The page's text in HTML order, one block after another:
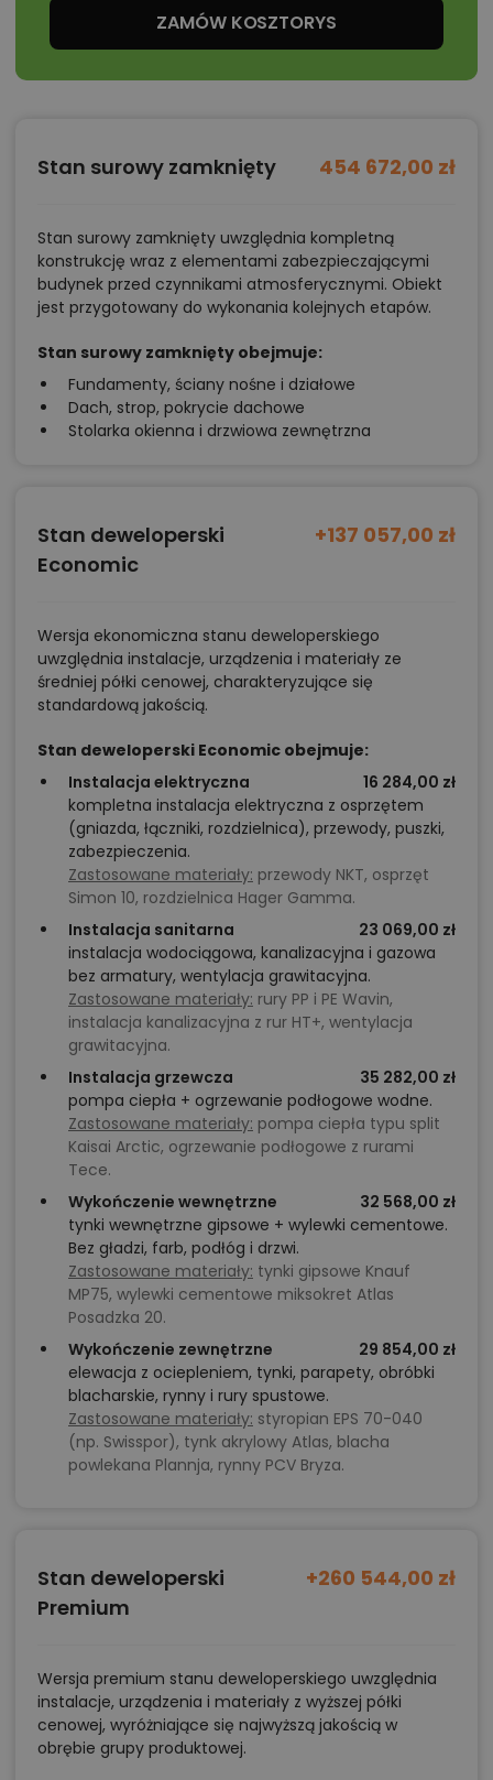
Po lewej stronie budynku zaplanowano kotłownię o
ogrodowe i dodatkowe szafki. Kotłownia pozwala
także na wybór różnych systemów ogrzewania
dopasowanie projektu do założeń budżetowych i
oczekiwań inwestora.
Możliwości adaptacyjne — jak obniżyć
koszty budowy?
Projekt daje szerokie pole do modyfikacji na etapie
rezygnację z części przeszkleń narożnych na rzecz
standardowych okien lub zmianę pokrycia dachu na
Oszczędności wynikające z takich decyzji mogą
wynieść od 25 do nawet 70 tys. zł w zależności od
wybranego zakresu.
Dom, który rośnie wraz z potrzebami
Bursztyn z garażem 2-st. A to projekt, który łączy
cechy najchętniej wybieranych domów parterowych:
dużą strefę dzienną, trzy komfortowe sypialnie,
wydzieloną część gospodarczą oraz praktyczne
pomieszczenia dodatkowe. To układ, który zapewnia
wygodę przez lata — niezależnie od tego, czy dom
zamieszkuje rodzina z małymi dziećmi, czy inwestorzy
planujący stworzyć wygodną przestrzeń do pracy w
domu.
Zgoda na zmiany i wsparcie w realizacji
Projekt można bezpiecznie dostosować do własnych
założeń — od zmian układu ścian, przez korekty
stolarki okiennej, aż po wybór innego systemu
ogrzewania. Bezpłatna zgoda na modyfikacje oraz
wsparcie numerem do architekta adaptującego
pozwalają Państwu przejść przez proces
przygotowania inwestycji bez niepotrzebnych
komplikacji.
Chcesz uzyskać więcej informacji o tym
projekcie, na przykład:
projekty podobne - o zbliżonym układzie lub
parametrach,
tego projektu,
informacje szczegółowe - np. wymiary
pomieszczeń, instalacje, materiały?
ZAMÓW KOSZTORYS
Stan surowy zamknięty 454 672,00 zł
Stan surowy zamknięty uwzględnia kompletną
konstrukcję wraz z elementami zabezpieczającymi
budynek przed czynnikami atmosferycznymi. Obiekt
jest przygotowany do wykonania kolejnych etapów.
Stan surowy zamknięty obejmuje:
Fundamenty, ściany nośne i działowe
Dach, strop, pokrycie dachowe
Stolarka okienna i drzwiowa zewnętrzna
Stan deweloperski
Economic
+137 057,00 zł
Wersja ekonomiczna stanu deweloperskiego
uwzględnia instalacje, urządzenia i materiały ze
średniej półki cenowej, charakteryzujące się
standardową jakością.
Stan deweloperski Economic obejmuje:
Instalacja elektryczna
16 284,00 zł
kompletna instalacja elektryczna z osprzętem
(gniazda, łączniki, rozdzielnica), przewody, puszki,
zabezpieczenia.
Zastosowane materiały: przewody NKT, osprzęt
Simon 10, rozdzielnica Hager Gamma.
Instalacja sanitarna
23 069,00 zł
instalacja wodociągowa, kanalizacyjna i gazowa
bez armatury, wentylacja grawitacyjna.
Zastosowane materiały: rury PP i PE Wavin,
instalacja kanalizacyjna z rur HT+, wentylacja
grawitacyjna.
Instalacja grzewcza
35 282,00 zł
pompa ciepła + ogrzewanie podłogowe wodne.
Zastosowane materiały: pompa ciepła typu split
Kaisai Arctic, ogrzewanie podłogowe z rurami
Tece.
Wykończenie wewnętrzne
32 568,00 zł
tynki wewnętrzne gipsowe + wylewki cementowe.
Bez gładzi, farb, podłóg i drzwi.
Zastosowane materiały: tynki gipsowe Knauf
MP75, wylewki cementowe miksokret Atlas
Posadzka 20.
Wykończenie zewnętrzne
29 854,00 zł
elewacja z ociepleniem, tynki, parapety, obróbki
blacharskie, rynny i rury spustowe.
Zastosowane materiały: styropian EPS 70-040
(np. Swisspor), tynk akrylowy Atlas, blacha
powlekana Plannja, rynny PCV Bryza.
Stan deweloperski
Premium
+260 544,00 zł
Wersja premium stanu deweloperskiego uwzględnia
instalacje, urządzenia i materiały z wyższej półki
cenowej, wyróżniające się najwyższą jakością w
obrębie grupy produktowej.